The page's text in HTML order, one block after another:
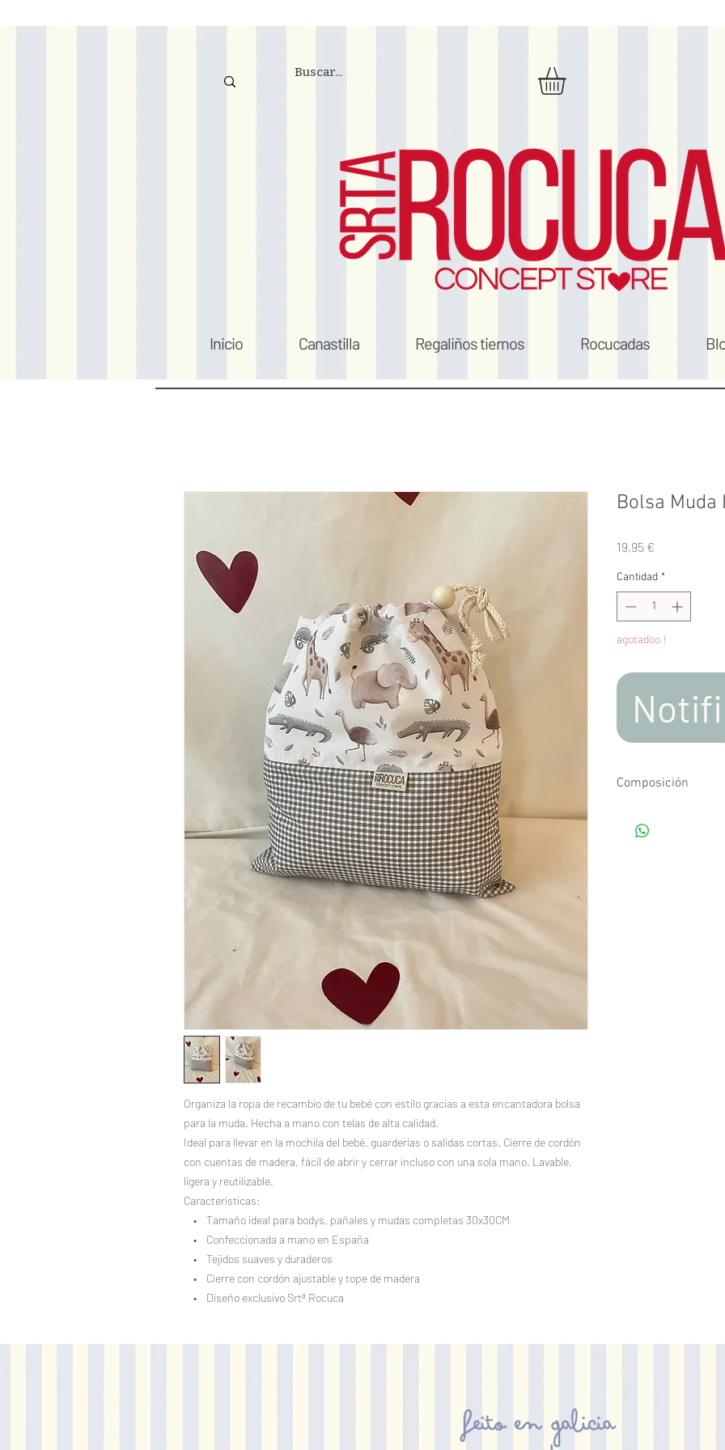
Inicio Canastilla Regaliños tiernos Rocucadas
Organiza la ropa de recambio de tu bebé con estilo gracias a esta encantadora bolsa
para la muda. Hecha a mano con telas de alta calidad.
Ideal para llevar en la mochila del bebé, guarderías o salidas cortas. Cierre de cordón
con cuentas de madera, fácil de abrir y cerrar incluso con una sola mano. Lavable,
ligera y reutilizable.
Características:
• Tamaño ideal para bodys, pañales y mudas completas 30x30CM
• Confeccionada a mano en España
• Tejidos suaves y duraderos
• Cierre con cordón ajustable y tope de madera
• Diseño exclusivo Srtª Rocuca
Bolsa
19,95 €
Cantidad *
agotadoo !
Composición